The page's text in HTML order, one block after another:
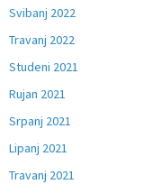
Svibanj 2022
Travanj 2022
Studeni 2021
Rujan 2021
Srpanj 2021
Lipanj 2021
Travanj 2021